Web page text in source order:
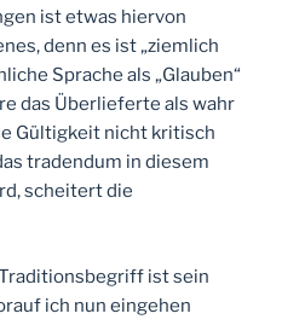
ist etwas hiervon
denn es ist „ziemlich
Sprache als „Glauben“
das Überlieferte als wahr
Gültigkeit nicht kritisch
tradendum in diesem
scheitert die
ist sein
ich nun eingehen